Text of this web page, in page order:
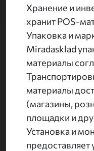
Хранение и
хранит POS-
Упаковка и
Miradasklad
материалы
материалы
(магазины,
площадки и
Установка и
предоставляет